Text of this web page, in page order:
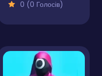
0 (0 Голосів)